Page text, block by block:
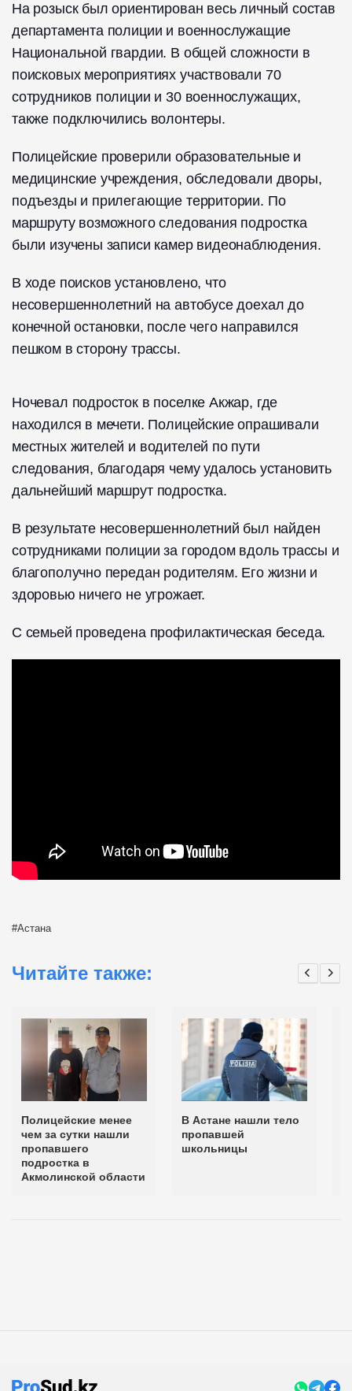
На розыск был ориентирован весь личный состав
департамента полиции и военнослужащие
Национальной гвардии. В общей сложности в
поисковых мероприятиях участвовали 70
сотрудников полиции и 30 военнослужащих,
также подключились волонтеры.
Полицейские проверили образовательные и
медицинские учреждения, обследовали дворы,
подъезды и прилегающие территории. По
маршруту возможного следования подростка
были изучены записи камер видеонаблюдения.
В ходе поисков установлено, что
несовершеннолетний на автобусе доехал до
конечной остановки, после чего направился
пешком в сторону трассы.
Ночевал подросток в поселке Акжар, где
находился в мечети. Полицейские опрашивали
местных жителей и водителей по пути
следования, благодаря чему удалось установить
дальнейший маршрут подростка.
В результате несовершеннолетний был найден
сотрудниками полиции за городом вдоль трассы и
благополучно передан родителям. Его жизни и
здоровью ничего не угрожает.
С семьей проведена профилактическая беседа.
Астана
Читайте также:
Полицейские менее
чем за сутки нашли
пропавшего
подростка в
Акмолинской области
В Астане нашли тело
пропавшей
школьницы